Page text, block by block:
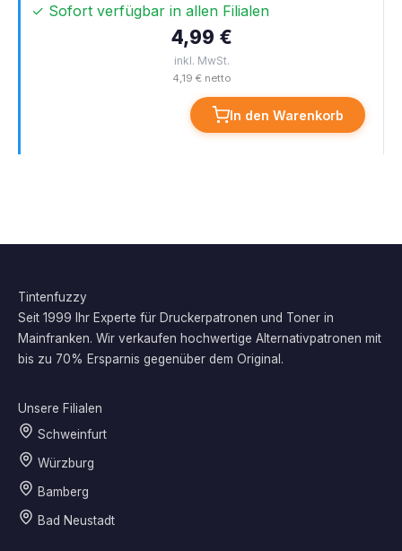
✓ Sofort verfügbar in allen Filialen
4,99 €
inkl. MwSt.
4,19 € netto
In den Warenkorb
Tintenfuzzy
Seit 1999 Ihr Experte für Druckerpatronen und Toner in
Mainfranken. Wir verkaufen hochwertige Alternativpatronen mit
bis zu 70% Ersparnis gegenüber dem Original.
Unsere Filialen
Schweinfurt
Würzburg
Bamberg
Bad Neustadt